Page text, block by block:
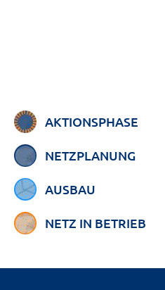
AKTIONSPHASE
NETZPLANUNG
AUSBAU
NETZ IN BETRIEB